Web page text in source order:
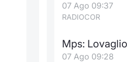
07 Ago 09:37
RADIOCOR
Mps:
07 Ago 09:28